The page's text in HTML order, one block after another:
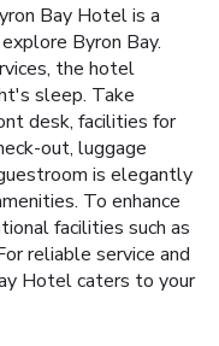
Bay Hotel is a
Byron Bay.
the hotel
sleep. Take
desk, facilities for
out, luggage
is elegantly
To enhance
facilities such as
reliable service and
Hotel caters to your